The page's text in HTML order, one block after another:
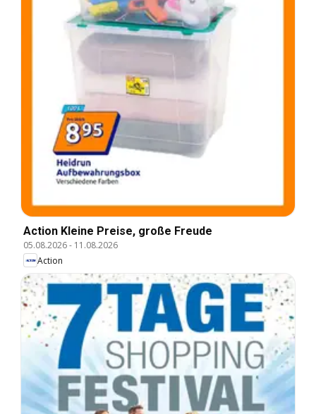
Action Kleine Preise, große Freude
05.08.2026- 11.08.2026
Action